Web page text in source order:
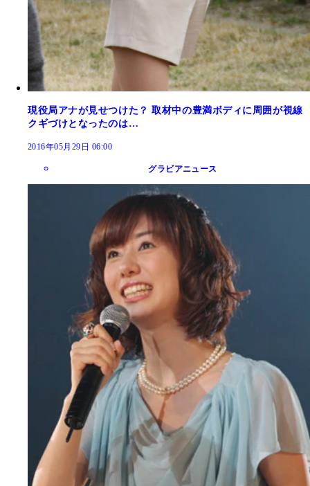
現役局アナが見せつけた？ 取材中の豊満ボディに周囲が視線
クギづけとなったのは…
2016年05月29日 06:00
グラビアニュース